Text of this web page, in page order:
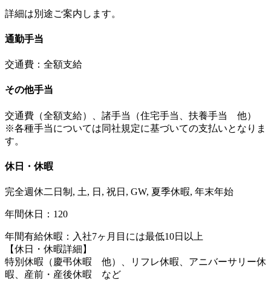
詳細は別途ご案内します。
通勤手当
交通費：全額支給
その他手当
交通費（全額支給）、諸手当（住宅手当、扶養手当 他）
※各種手当については同社規定に基づいての支払いとなりま
す。
休日・休暇
完全週休二日制, 土, 日, 祝日, GW, 夏季休暇, 年末年始
年間休日：120
年間有給休暇：入社7ヶ月目には最低10日以上
【休日・休暇詳細】
特別休暇（慶弔休暇 他）、リフレ休暇、アニバーサリー休
暇、産前・産後休暇 など